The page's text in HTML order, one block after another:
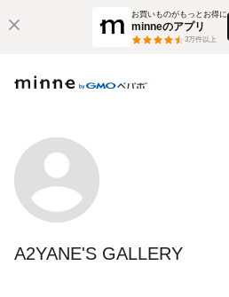
お買いものがもっとお得に
minneのアプリ
3万件以上
A2YANE'S GALLERY